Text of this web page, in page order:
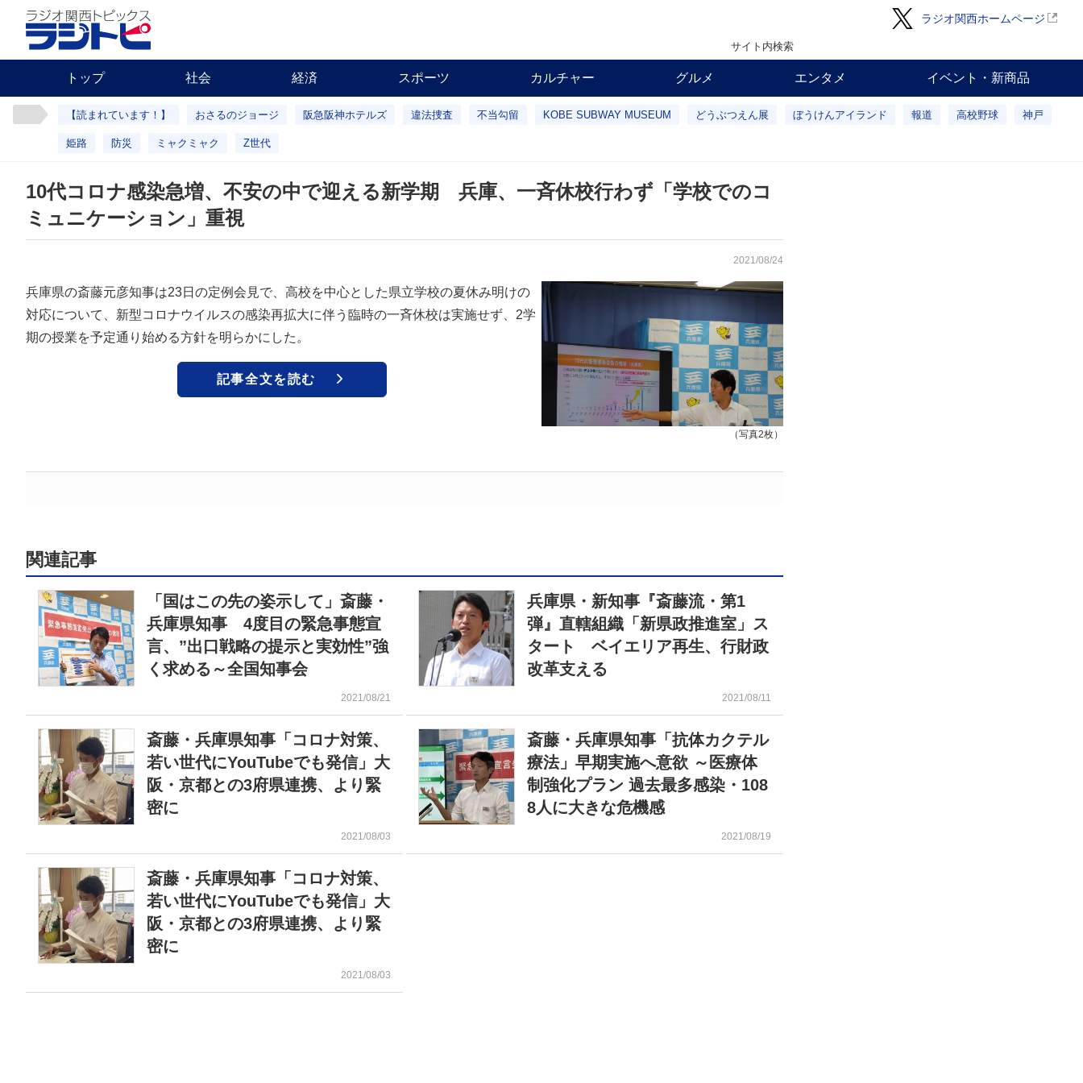
ラジオ関西ホームページ
サイト内検索
トップ 社会 経済 スポーツ カルチャー グルメ エンタメ イベント・新商品
【読まれています！】 おさるのジョージ 阪急阪神ホテルズ 違法捜査 不当勾留 KOBE SUBWAY MUSEUM どうぶつえん展 ぼうけんアイランド 報道 高校野球 神戸
姫路 防災 ミャクミャク Z世代
10代コロナ感染急増、不安の中で迎える新学期 兵庫、一斉休校行わず「学校でのコ
ミュニケーション」重視
2021/08/24
（写真2枚）
兵庫県の斎藤元彦知事は23日の定例会見で、高校を中心とした県立学校の夏休み明けの
対応について、新型コロナウイルスの感染再拡大に伴う臨時の一斉休校は実施せず、2学
期の授業を予定通り始める方針を明らかにした。
記事全文を読む
関連記事
「国はこの先の姿示して」斎藤・
兵庫県知事 4度目の緊急事態宣
言、”出口戦略の提示と実効性”強
く求める～全国知事会
2021/08/21
兵庫県・新知事『斎藤流・第1
弾』直轄組織「新県政推進室」ス
タート ベイエリア再生、行財政
改革支える
2021/08/11
斎藤・兵庫県知事「コロナ対策、
若い世代にYouTubeでも発信」大
阪・京都との3府県連携、より緊
密に
2021/08/03
斎藤・兵庫県知事「抗体カクテル
療法」早期実施へ意欲 ～医療体
制強化プラン 過去最多感染・108
8人に大きな危機感
2021/08/19
斎藤・兵庫県知事「コロナ対策、
若い世代にYouTubeでも発信」大
阪・京都との3府県連携、より緊
密に
2021/08/03